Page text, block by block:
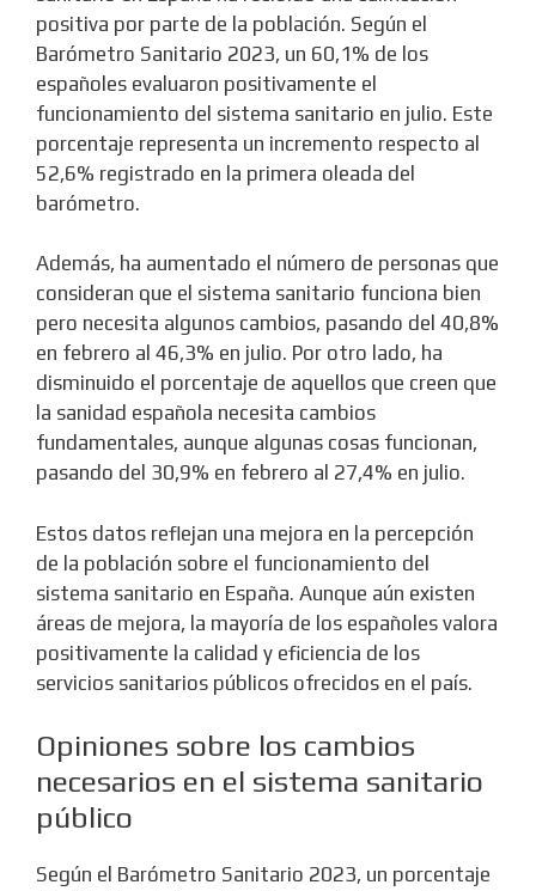
positiva por parte de la población. Según el
Barómetro Sanitario 2023, un 60,1% de los
españoles evaluaron positivamente el
funcionamiento del sistema sanitario en julio. Este
porcentaje representa un incremento respecto al
52,6% registrado en la primera oleada del
barómetro.
Además, ha aumentado el número de personas que
consideran que el sistema sanitario funciona bien
pero necesita algunos cambios, pasando del 40,8%
en febrero al 46,3% en julio. Por otro lado, ha
disminuido el porcentaje de aquellos que creen que
la sanidad española necesita cambios
fundamentales, aunque algunas cosas funcionan,
pasando del 30,9% en febrero al 27,4% en julio.
Estos datos reflejan una mejora en la percepción
de la población sobre el funcionamiento del
sistema sanitario en España. Aunque aún existen
áreas de mejora, la mayoría de los españoles valora
positivamente la calidad y eficiencia de los
servicios sanitarios públicos ofrecidos en el país.
Opiniones sobre los cambios
necesarios en el sistema sanitario
público
Según el Barómetro Sanitario 2023, un porcentaje